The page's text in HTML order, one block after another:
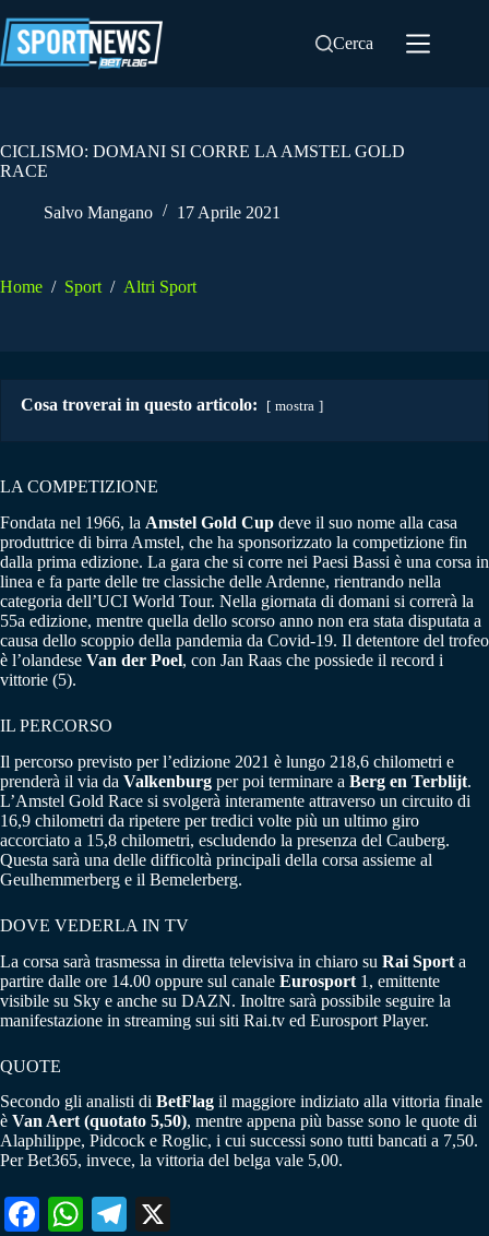
al
contenuto
Cerca
CICLISMO: DOMANI SI CORRE LA AMSTEL GOLD
RACE
Salvo Mangano 17 Aprile 2021
Home / Sport / Altri Sport
Cosa troverai in questo articolo: mostra
LA COMPETIZIONE
Fondata nel 1966, la Amstel Gold Cup deve il suo nome alla casa
produttrice di birra Amstel, che ha sponsorizzato la competizione fin
dalla prima edizione. La gara che si corre nei Paesi Bassi è una corsa in
linea e fa parte delle tre classiche delle Ardenne, rientrando nella
categoria dell’UCI World Tour. Nella giornata di domani si correrà la
55a edizione, mentre quella dello scorso anno non era stata disputata a
causa dello scoppio della pandemia da Covid-19. Il detentore del trofeo
è l’olandese Van der Poel, con Jan Raas che possiede il record i
vittorie (5).
IL PERCORSO
Il percorso previsto per l’edizione 2021 è lungo 218,6 chilometri e
prenderà il via da Valkenburg per poi terminare a Berg en Terblijt.
L’Amstel Gold Race si svolgerà interamente attraverso un circuito di
16,9 chilometri da ripetere per tredici volte più un ultimo giro
accorciato a 15,8 chilometri, escludendo la presenza del Cauberg.
Questa sarà una delle difficoltà principali della corsa assieme al
Geulhemmerberg e il Bemelerberg.
DOVE VEDERLA IN TV
La corsa sarà trasmessa in diretta televisiva in chiaro su Rai Sport a
partire dalle ore 14.00 oppure sul canale Eurosport 1, emittente
visibile su Sky e anche su DAZN. Inoltre sarà possibile seguire la
manifestazione in streaming sui siti Rai.tv ed Eurosport Player.
QUOTE
Secondo gli analisti di BetFlag il maggiore indiziato alla vittoria finale
è Van Aert (quotato 5,50), mentre appena più basse sono le quote di
Alaphilippe, Pidcock e Roglic, i cui successi sono tutti bancati a 7,50.
Per Bet365, invece, la vittoria del belga vale 5,00.
Fa W
Te